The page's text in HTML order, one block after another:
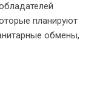
планируют
обмены,